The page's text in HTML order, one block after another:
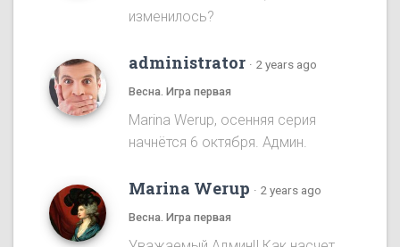
изменилось?
administrator · 2 years ago
Весна. Игра первая
Marina Werup, осенняя серия
начнётся 6 октября. Админ.
Marina Werup · 2 years ago
Весна. Игра первая